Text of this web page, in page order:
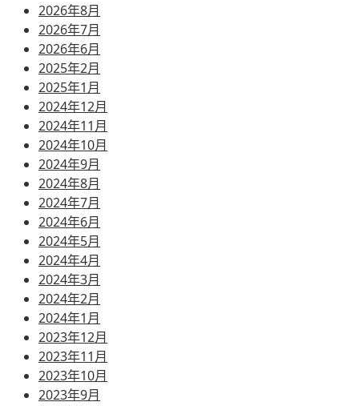
2026年8月
2026年7月
2026年6月
2025年2月
2025年1月
2024年12月
2024年11月
2024年10月
2024年9月
2024年8月
2024年7月
2024年6月
2024年5月
2024年4月
2024年3月
2024年2月
2024年1月
2023年12月
2023年11月
2023年10月
2023年9月